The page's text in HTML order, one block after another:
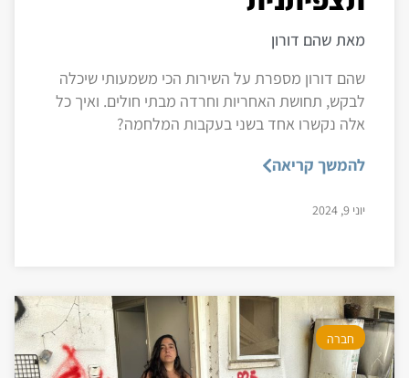
מאת שהם דורון
שהם דורון מספרת על השירות הכי משמעותי שיכלה
לבקש, תחושת האחריות וחרדה מבתי חולים. ואיך כל
אלה נקשרו אחד בשני בעקבות המלחמה?
להמשך קריאה
יוני 9, 2024
חברה